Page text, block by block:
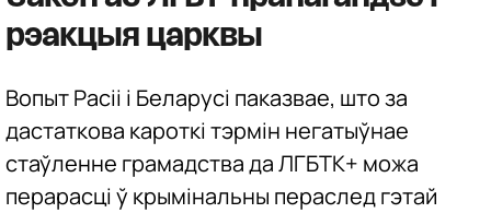
рэакцыя царквы
Вопыт Расіі і Беларусі паказвае, што за
дастаткова кароткі тэрмін негатыўнае
стаўленне грамадства да ЛГБТК+ можа
перарасці ў крымінальны пераслед гэтай